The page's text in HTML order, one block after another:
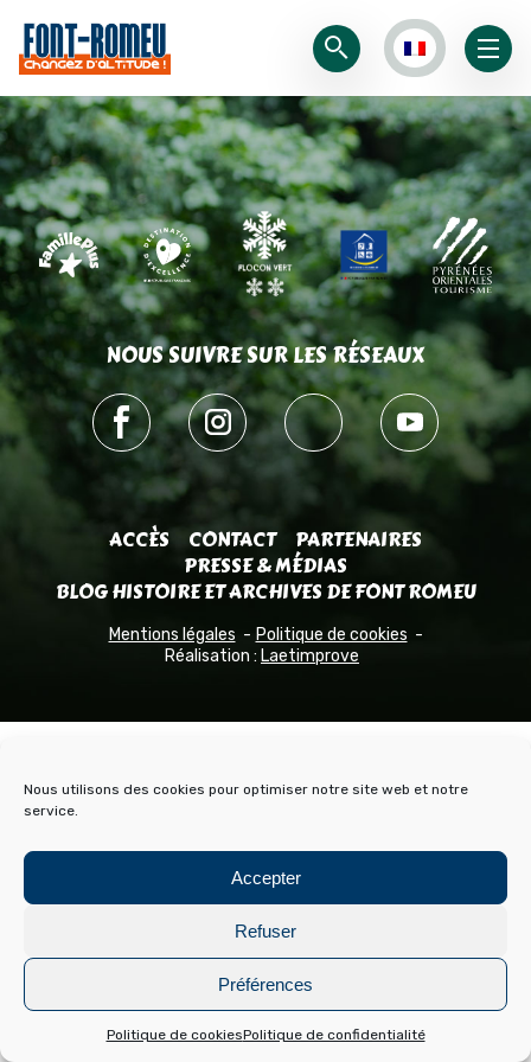
Nous utilisons des cookies pour optimiser notre site web et notre
service.
Accepter
Refuser
Préférences
Politique de cookiesPolitique de confidentialité
NOUS SUIVRE SUR LES RÉSEAUX
ACCÈS CONTACT
PARTENAIRES
PRESSE & MÉDIAS
BLOG HISTOIRE ET ARCHIVES DE FONT ROMEU
Mentions légales
Politique de cookies
Réalisation : Laetimprove